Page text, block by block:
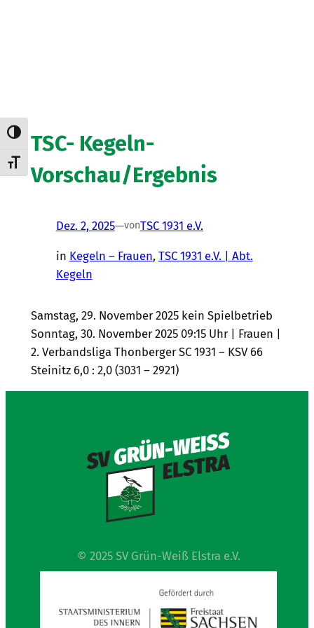
Umschalten auf hohe Kontraste
Schrift vergrößern
TSC- Kegeln-
Vorschau/Ergebnis
Dez. 2, 2025—vonTSC 1931 e.V.
in Kegeln – Frauen, TSC 1931 e.V. | Abt.
Kegeln
Samstag, 29. November 2025 kein Spielbetrieb
Sonntag, 30. November 2025 09:15 Uhr | Frauen |
2. Verbandsliga Thonberger SC 1931 – KSV 66
Steinitz 6,0 : 2,0 (3031 – 2921)
© 2025 SV Grün-Weiß Elstra e.V.